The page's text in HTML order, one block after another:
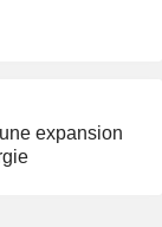
expansion